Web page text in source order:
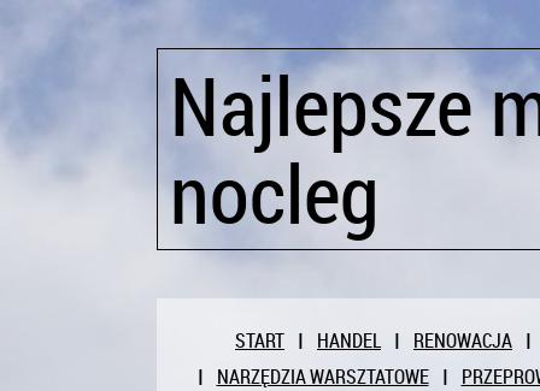
Najlepsze
nocleg
START HANDEL
RENOWACJA
NARZĘDZIA WARSZTATOWE